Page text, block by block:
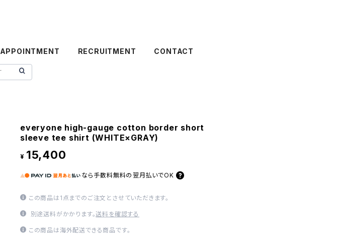
APPOINTMENT RECRUITMENT CONTACT
everyone high-gauge cotton border short
sleeve tee shirt (WHITE×GRAY)
¥ 15,400
なら 手数料無料の 翌月払いでOK
この商品は1点までのご注文とさせていただきます。
別途送料がかかります。送料を確認する
この商品は海外配送できる商品です。